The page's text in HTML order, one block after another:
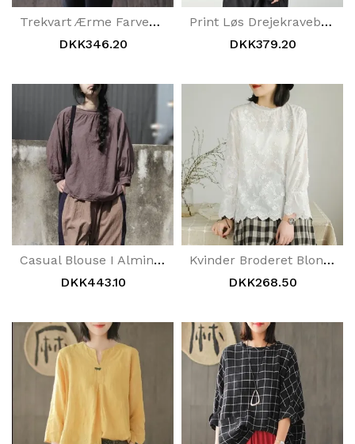
Trekvart Ærme Farvematchende Splejsningsbluse
DKK346.20
Print Løs Drejekravebluse
DKK379.20
Casual Blouse I Almindeligt Hør I Bomuld
DKK443.10
Kvinder Broderet Blondekrave Hvid Bluse
DKK268.50